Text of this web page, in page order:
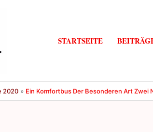
STARTSEITE
2020 Ein Komfortbus Der Besonderen Art Zwei